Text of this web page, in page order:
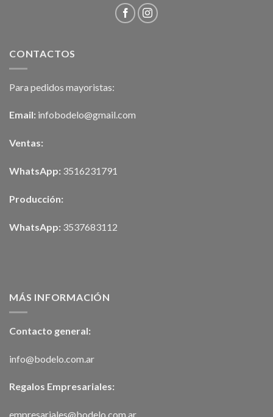
CONTACTOS
Para pedidos mayoristas:
Email: infobodelo@gmail.com
Ventas:
WhatsApp: 3516231791
Producción:
WhatsApp: 3537683112
MÁS INFORMACIÓN
Contacto general:
info@bodelo.com.ar
Regalos Empresariales:
empresariales@bodelo.com.ar